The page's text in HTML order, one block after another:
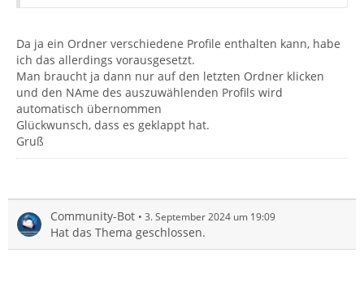
Da ja ein Ordner verschiedene Profile enthalten kann, habe
ich das allerdings vorausgesetzt.
Man braucht ja dann nur auf den letzten Ordner klicken
und den NAme des auszuwählenden Profils wird
automatisch übernommen
Glückwunsch, dass es geklappt hat.
Gruß
Community-Bot 3. September 2024 um 19:09
Hat das Thema geschlossen.